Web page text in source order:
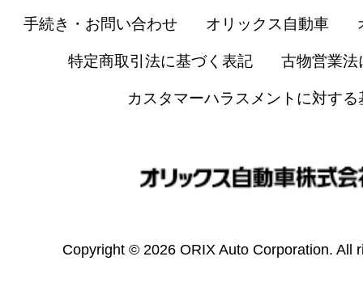
手続き・お問い合わせ オリックス自動車
特定商取引法に基づく表記 古物営業法
カスタマーハラスメントに対する
Copyright © 2026 ORIX Auto Corporation. All